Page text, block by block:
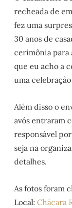
recheada de
fez uma
30 anos de
cerimônia para
que eu acho a
uma
Além disso o
avós entraram
responsável
seja na
detalhes.
As fotos foram
Local:Chácara